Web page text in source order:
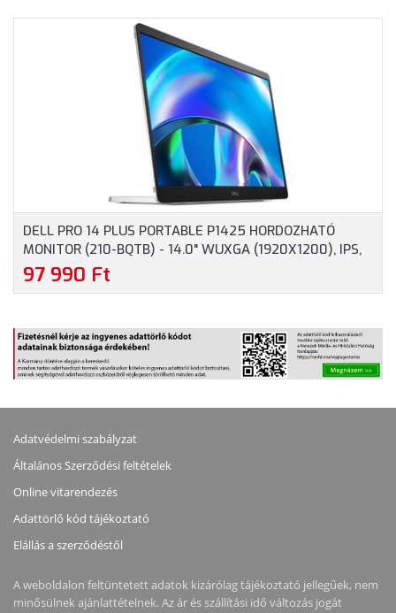
GARANCIA, FEKETE
GARANCIA, FEKETE-
EZÜST SZÍNBEN
DELL PRO 14 PLUS PORTABLE P1425 HORDOZHATÓ
MONITOR (210-BQTB) - 14.0" WUXGA (1920X1200), IPS,
16:10, 400 NITS, 1500:1, 7 MS, USB-C, 3 ÉV GARANCIA,
SZÜRKE SZÍNBEN
97 990 Ft
Adatvédelmi szabályzat
Általános Szerződési feltételek
Online vitarendezés
Adattörlő kód tájékoztató
Elállás a szerződéstől
A weboldalon feltüntetett adatok kizárólag tájékoztató jellegűek, nem
minősülnek ajánlattételnek. Az ár és szállítási idő változás jogát